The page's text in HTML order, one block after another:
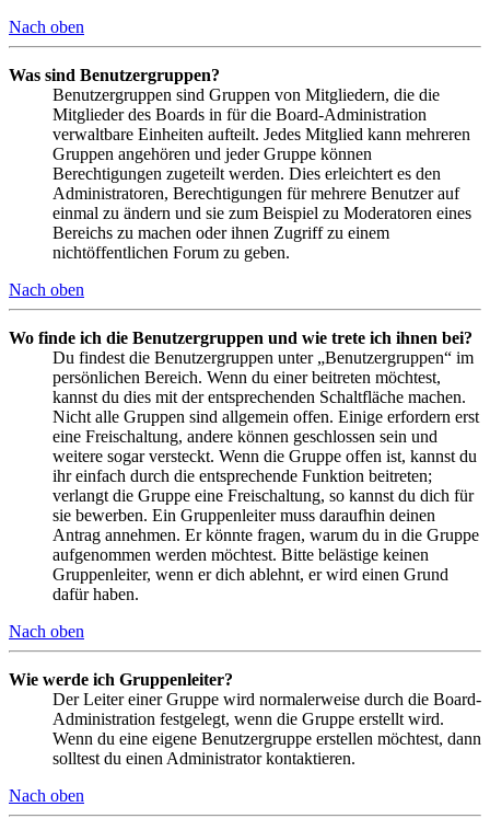
Nach oben
Was sind Benutzergruppen?
Benutzergruppen sind Gruppen von Mitgliedern, die die
Mitglieder des Boards in für die Board-Administration
verwaltbare Einheiten aufteilt. Jedes Mitglied kann mehreren
Gruppen angehören und jeder Gruppe können
Berechtigungen zugeteilt werden. Dies erleichtert es den
Administratoren, Berechtigungen für mehrere Benutzer auf
einmal zu ändern und sie zum Beispiel zu Moderatoren eines
Bereichs zu machen oder ihnen Zugriff zu einem
nichtöffentlichen Forum zu geben.
Nach oben
Wo finde ich die Benutzergruppen und wie trete ich ihnen bei?
Du findest die Benutzergruppen unter „Benutzergruppen“ im
persönlichen Bereich. Wenn du einer beitreten möchtest,
kannst du dies mit der entsprechenden Schaltfläche machen.
Nicht alle Gruppen sind allgemein offen. Einige erfordern erst
eine Freischaltung, andere können geschlossen sein und
weitere sogar versteckt. Wenn die Gruppe offen ist, kannst du
ihr einfach durch die entsprechende Funktion beitreten;
verlangt die Gruppe eine Freischaltung, so kannst du dich für
sie bewerben. Ein Gruppenleiter muss daraufhin deinen
Antrag annehmen. Er könnte fragen, warum du in die Gruppe
aufgenommen werden möchtest. Bitte belästige keinen
Gruppenleiter, wenn er dich ablehnt, er wird einen Grund
dafür haben.
Nach oben
Wie werde ich Gruppenleiter?
Der Leiter einer Gruppe wird normalerweise durch die Board-
Administration festgelegt, wenn die Gruppe erstellt wird.
Wenn du eine eigene Benutzergruppe erstellen möchtest, dann
solltest du einen Administrator kontaktieren.
Nach oben